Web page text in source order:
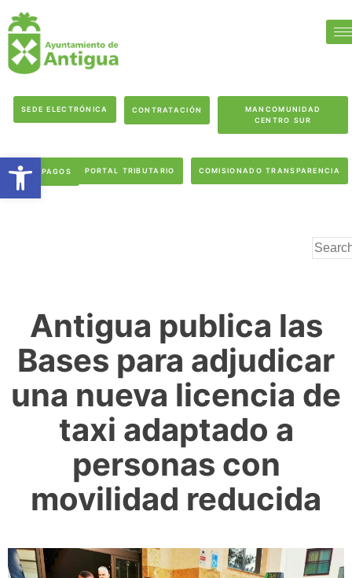
SEDE ELECTRÓNICA CONTRATACIÓN
MANCOMUNIDAD
CENTRO SUR
PAGOS PORTAL TRIBUTARIO COMISIONADO TRANSPARENCIA
Antigua publica las
Bases para adjudicar
una nueva licencia de
taxi adaptado a
personas con
movilidad reducida
Abrir barra de herramientas